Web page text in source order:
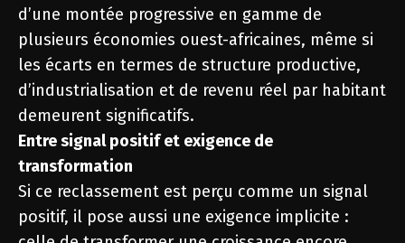
d’une montée progressive en gamme de
plusieurs économies ouest-africaines, même si
les écarts en termes de structure productive,
d’industrialisation et de revenu réel par habitant
demeurent significatifs.
Entre signal positif et exigence de
transformation
Si ce reclassement est perçu comme un signal
positif, il pose aussi une exigence implicite :